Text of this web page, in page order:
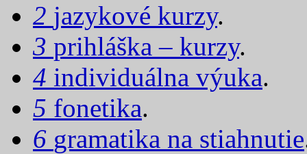
2 jazykové kurzy.
3 prihláška – kurzy.
4 individuálna výuka.
5 fonetika.
6 gramatika na stiahnutie